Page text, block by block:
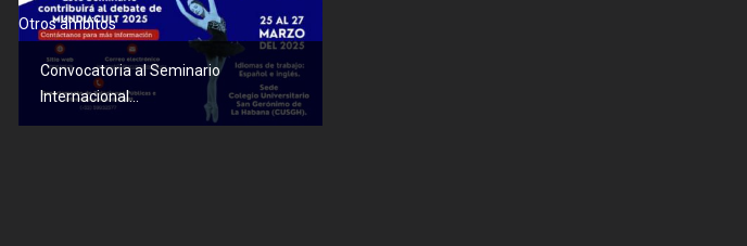
Otros ámbitos
Convocatoria al Seminario
Internacional...